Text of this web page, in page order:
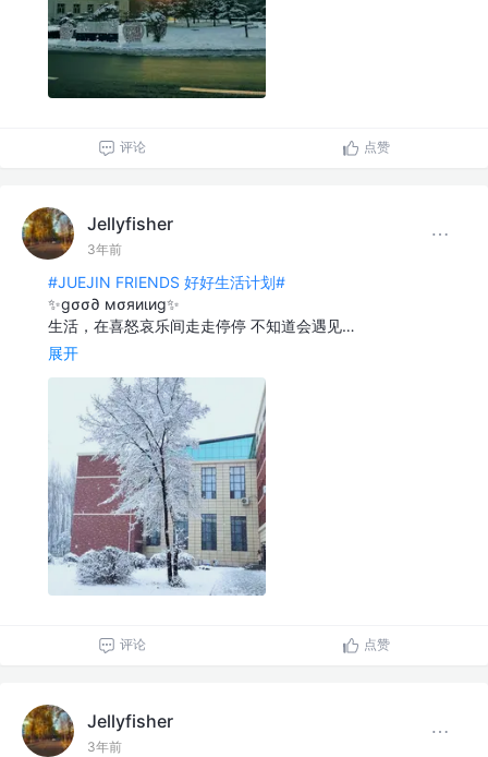
评论 点赞
Jellyfisher
3年前
#JUEJIN FRIENDS 好好生活计划#
✨gσσ∂ мσяиιиg✨
生活，在喜怒哀乐间走走停停 不知道会遇见…
展开
评论 点赞
Jellyfisher
3年前